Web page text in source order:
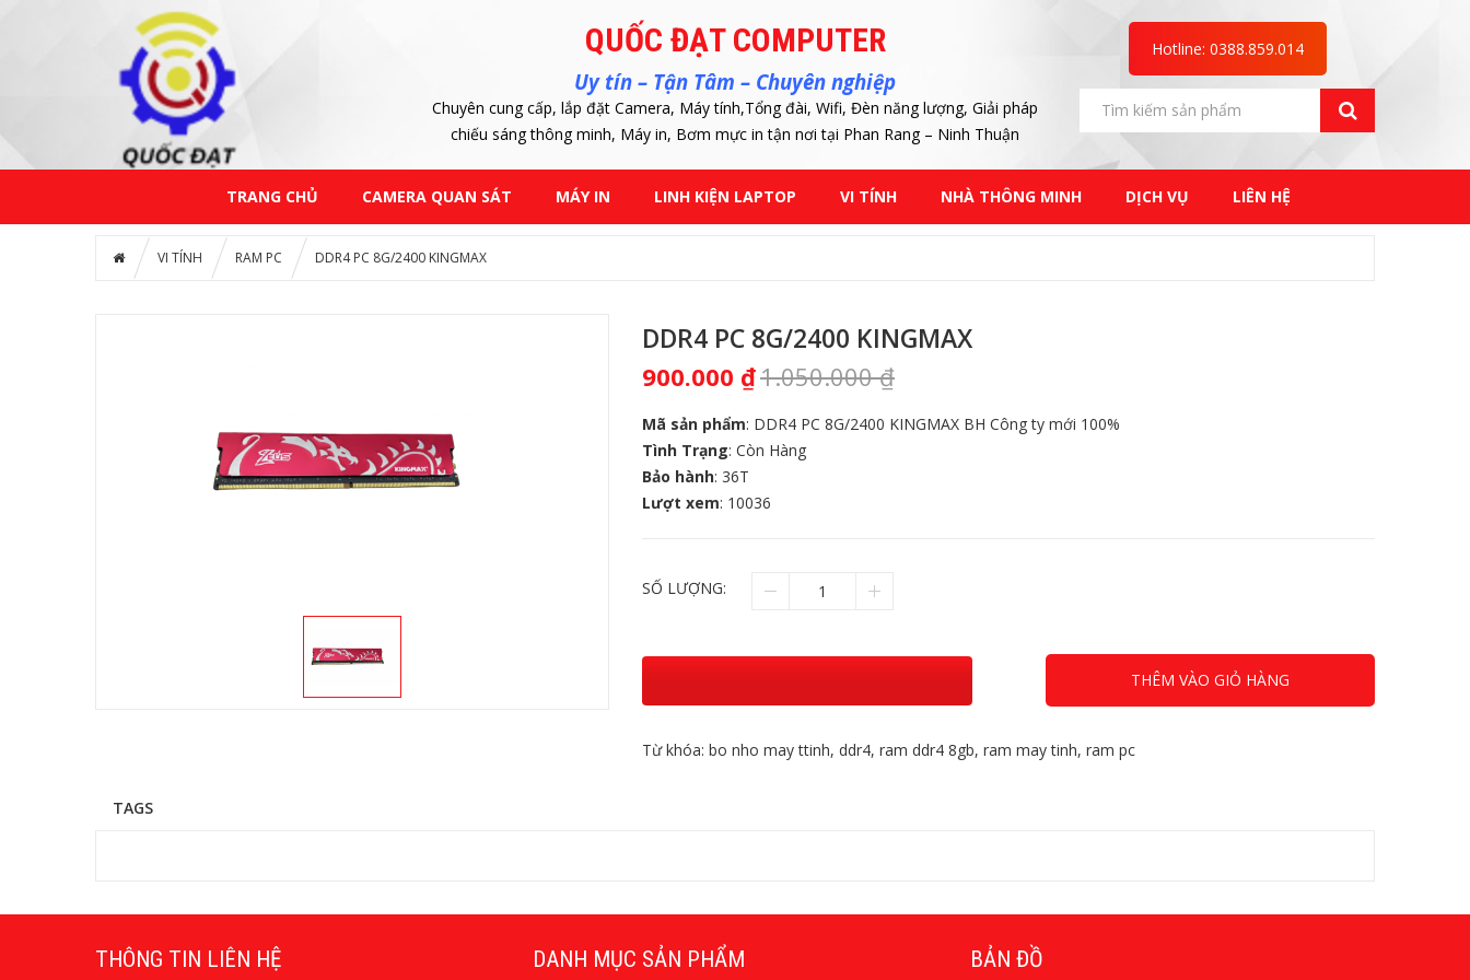
QUỐC ĐẠT COMPUTER
Uy tín – Tận Tâm – Chuyên nghiệp
Chuyên cung cấp, lắp đặt Camera, Máy tính,Tổng đài, Wifi, Đèn năng lượng, Giải pháp
chiếu sáng thông minh, Máy in, Bơm mực in tận nơi tại Phan Rang – Ninh Thuận
Hotline: 0388.859.014
TRANG CHỦ CAMERA QUAN SÁT MÁY IN LINH KIỆN LAPTOP VI TÍNH NHÀ THÔNG MINH DỊCH VỤ LIÊN HỆ
VI TÍNH RAM PC DDR4 PC 8G/2400 KINGMAX
DDR4 PC 8G/2400 KINGMAX
900.000 ₫1.050.000₫
Mã sản phẩm: DDR4 PC 8G/2400 KINGMAX BH Công ty mới 100%
Tình Trạng: Còn Hàng
Bảo hành: 36T
Lượt xem: 10036
SỐ LƯỢNG:
THÊM VÀO GIỎ HÀNG
Từ khóa: bo nho may ttinh, ddr4, ram ddr4 8gb, ram may tinh, ram pc
TAGS
THÔNG TIN LIÊN HỆ DANH MỤC SẢN PHẨM BẢN ĐỒ